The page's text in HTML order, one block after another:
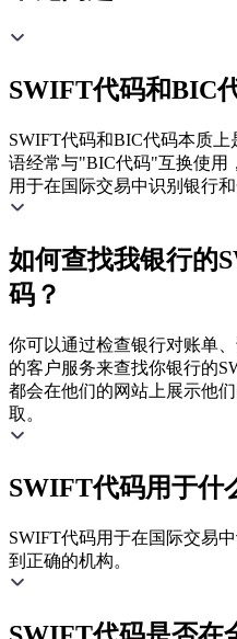
SWIFT代码和BIC
SWIFT代码和BIC代码本质
语经常与"BIC代码"互换使用
用于在国际交易中识别银行和
如何查找我银行的
码？
你可以通过检查银行对账单
的客户服务来查找你银行的
都会在他们的网站上展示他
取。
SWIFT代码用于什
SWIFT代码用于在国际交易
到正确的机构。